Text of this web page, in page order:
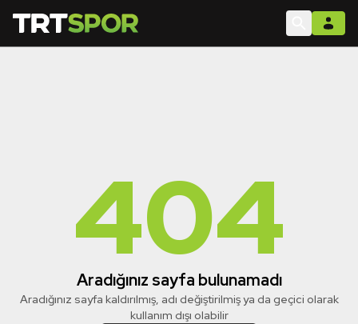
404
Aradığınız sayfa bulunamadı
Aradığınız sayfa kaldırılmış, adı değiştirilmiş ya da geçici olarak
kullanım dışı olabilir